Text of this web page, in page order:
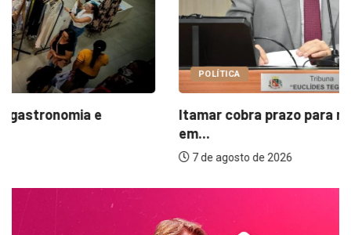
POLÍTICA
Itamar cobra prazo para melhorias estruturais